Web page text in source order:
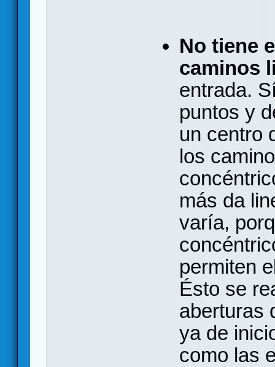
No tiene
caminos
entrada.
puntos y
un centro
los
más da
varía,
permiten
Ésto se
aberturas
ya de
como las